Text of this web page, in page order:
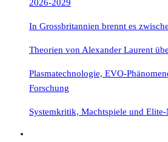
2026-2029
In Grossbritannien brennt es
Theorien von Alexander Laurent
Plasmatechnologie, EVO-
Forschung
Systemkritik, Machtspiele und Elite-